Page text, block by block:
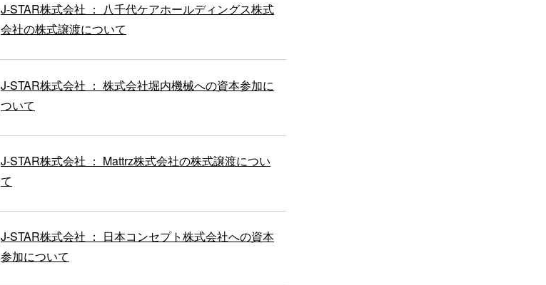
J-STAR株式会社 ： 八千代ケアホールディングス株式
会社の株式譲渡について
J-STAR株式会社 ： 株式会社堀内機械への資本参加に
ついて
J-STAR株式会社 ： Mattrz株式会社の株式譲渡につい
て
J-STAR株式会社 ： 日本コンセプト株式会社への資本
参加について